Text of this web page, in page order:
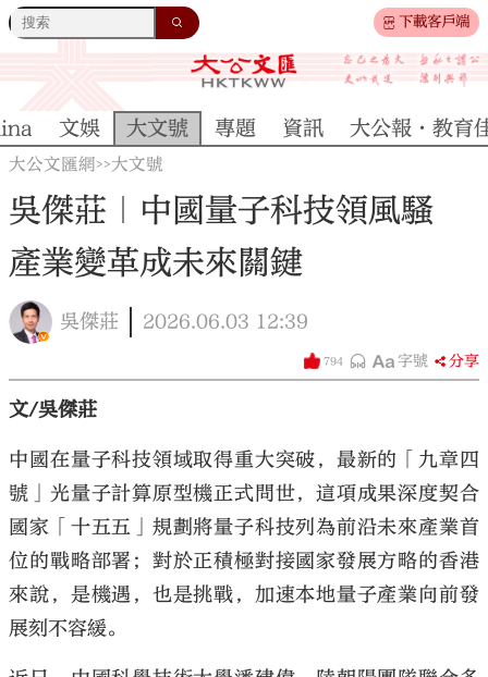
下載客戶端
文娛 大文號 專題 資訊 大公報·教育
大公文匯網>>大文號
吳傑莊｜中國量子科技領風騷
產業變革成未來關鍵
吳傑莊 2026.06.03 12:39
794 字號 分享
文/吳傑莊
中國在量子科技領域取得重大突破，最新的「九章四
號」光量子計算原型機正式問世，這項成果深度契合
國家「十五五」規劃將量子科技列為前沿未來產業首
位的戰略部署；對於正積極對接國家發展方略的香港
來說，是機遇，也是挑戰，加速本地量子產業向前發
展刻不容緩。